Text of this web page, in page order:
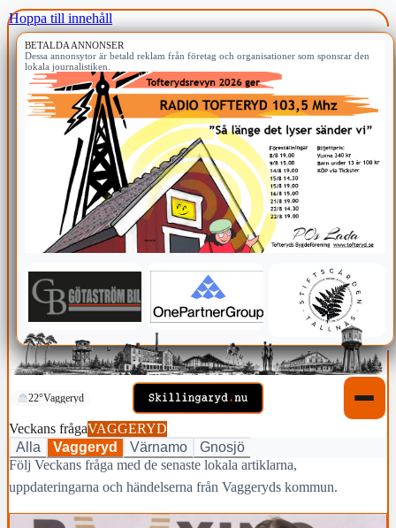
Hoppa till innehåll
BETALDA ANNONSER
Dessa annonsytor är betald reklam från företag och organisationer som sponsrar den
lokala journalistiken.
22°Vaggeryd
Veckans frågaVAGGERYD
Alla
Vaggeryd Värnamo
Gnosjö
Följ Veckans fråga med de senaste lokala artiklarna,
uppdateringarna och händelserna från Vaggeryds kommun.